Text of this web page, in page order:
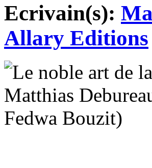
Ecrivain(s):
Allary Editions